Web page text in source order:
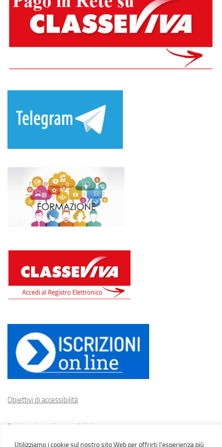
Utilizziamo i cookie sul nostro sito Web per offrirti l'esperienza più
Obiettivi di accessibilità
Dichiarazione di accessibilità